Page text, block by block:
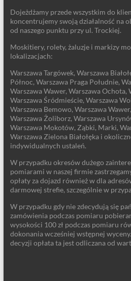
Dojeżdżamy przede wszystkim do
koncentrujemy swoją działalność na
od naszego punktu przy ul. Trockiej.
Moskitiery, rolety, żaluzje i markizy
lokalizacjach:
Warszawa Targówek, Warszawa
Północ, Warszawa Praga Południe,
Warszawa Wawer, Warszawa Ochota,
Warszawa Śródmieście, Warszawa
Warszawa Bemowo, Warszawa
Warszawa Żoliborz, Warszawa
Warszawa Mokotów, Ząbki, Marki,
Warszawa Zielona Białołęka i
indywidualnych ustaleń.
W przypadku okresów dużego
pomiarami w naszej firmie
opłaty za dojazd również w dla
darmowej strefie, szczególnie w
W przypadku gdy nie zdecydują się
zamówienia podczas pomiaru
wysokości 100 zł podczas pomiaru
dokonania wcześniej wstępnej
decyzji opłata ta jest odliczana od